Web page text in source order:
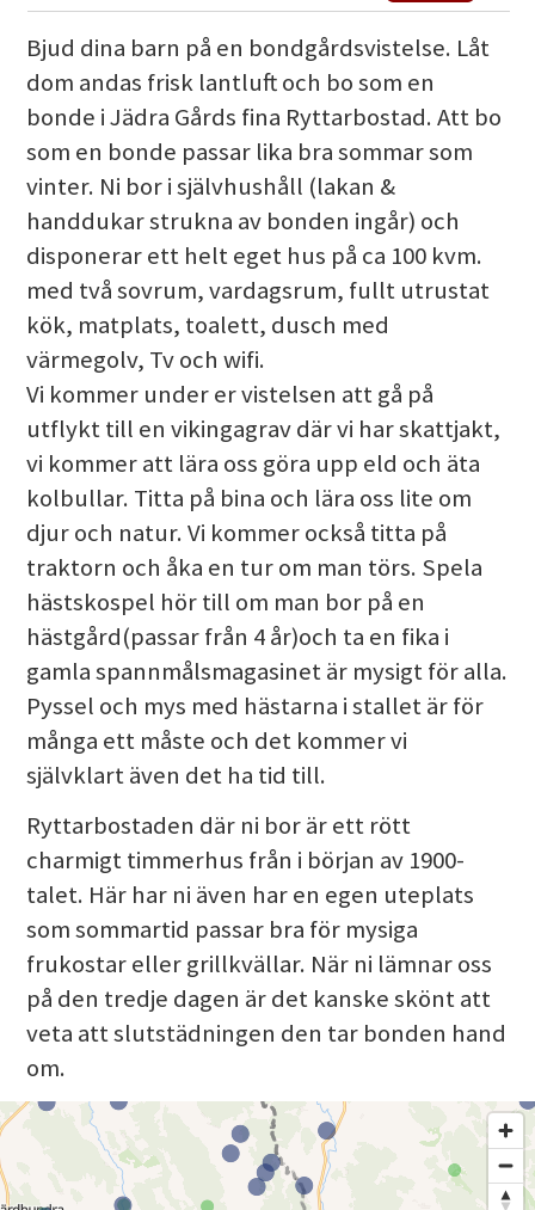
Bjud dina barn på en bondgårdsvistelse. Låt
dom andas frisk lantluft och bo som en
bonde i Jädra Gårds fina Ryttarbostad. Att bo
som en bonde passar lika bra sommar som
vinter. Ni bor i självhushåll (lakan &
handdukar strukna av bonden ingår) och
disponerar ett helt eget hus på ca 100 kvm.
med två sovrum, vardagsrum, fullt utrustat
kök, matplats, toalett, dusch med
värmegolv, Tv och wifi.
Vi kommer under er vistelsen att gå på
utflykt till en vikingagrav där vi har skattjakt,
vi kommer att lära oss göra upp eld och äta
kolbullar. Titta på bina och lära oss lite om
djur och natur. Vi kommer också titta på
traktorn och åka en tur om man törs. Spela
hästskospel hör till om man bor på en
hästgård(passar från 4 år)och ta en fika i
gamla spannmålsmagasinet är mysigt för alla.
Pyssel och mys med hästarna i stallet är för
många ett måste och det kommer vi
självklart även det ha tid till.
Ryttarbostaden där ni bor är ett rött
charmigt timmerhus från i början av 1900-
talet. Här har ni även har en egen uteplats
som sommartid passar bra för mysiga
frukostar eller grillkvällar. När ni lämnar oss
på den tredje dagen är det kanske skönt att
veta att slutstädningen den tar bonden hand
om.